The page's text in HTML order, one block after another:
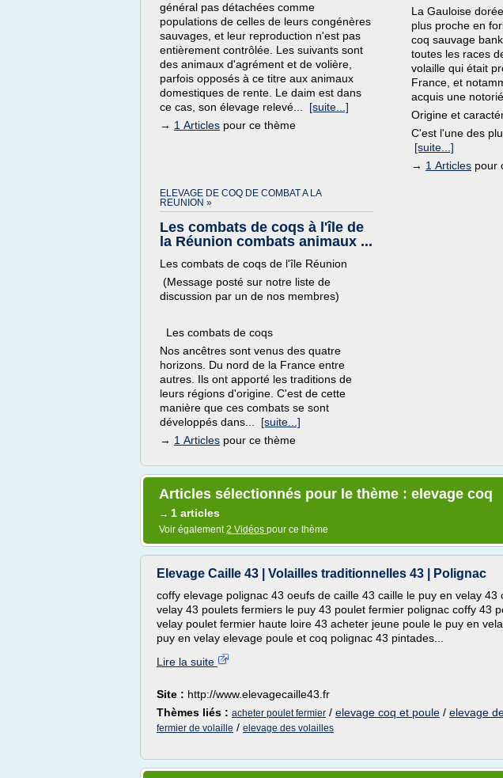
général pas détachées comme
populations de celles de leurs congénères
sauvages, et leur reproduction n'est pas
entièrement contrôlée. Les suivants sont
des animaux d'agrément et de volière,
parfois opposés à ce titre aux animaux
domestiques de rente. Le daim est dans
ce cas, son élevage relevé... [suite...]
→ 1 Articles pour ce thème
La Gauloise
plus proche en
coq sauvage
toutes les races
volaille qui était
France, et
acquis une
Origine et
C'est l'une des
[suite...]
→ 1 Articles pour
ELEVAGE DE COQ DE COMBAT A LA
REUNION »
Les combats de coqs à l'île de
la Réunion combats animaux ...
Les combats de coqs de l'île Réunion
(Message posté sur notre liste de
discussion par un de nos membres)
Les combats de coqs
Nos ancêtres sont venus des quatre
horizons. Du nord de la France entre
autres. Ils ont apporté les traditions de
leurs régions d'origine. C'est de cette
manière que ces combats se sont
développés dans... [suite...]
→ 1 Articles pour ce thème
Articles sélectionnés pour le thème : elevage coq
→ 1 articles
Voir également2 Vidéos pour ce thème
Elevage Caille 43 | Volailles traditionnelles 43 | Polignac
coffy elevage polignac 43 oeufs de caille 43 caille le puy en velay 43
velay 43 poulets fermiers le puy 43 poulet fermier polignac coffy 43
velay poulet fermier haute loire 43 acheter jeune poule le puy en
puy en velay elevage poule et coq polignac 43 pintades...
Lire la suite
Site : http://www.elevagecaille43.fr
Thèmes liés : acheter poulet fermier / elevage coq et poule / elevage
fermier de volaille / elevage des volailles